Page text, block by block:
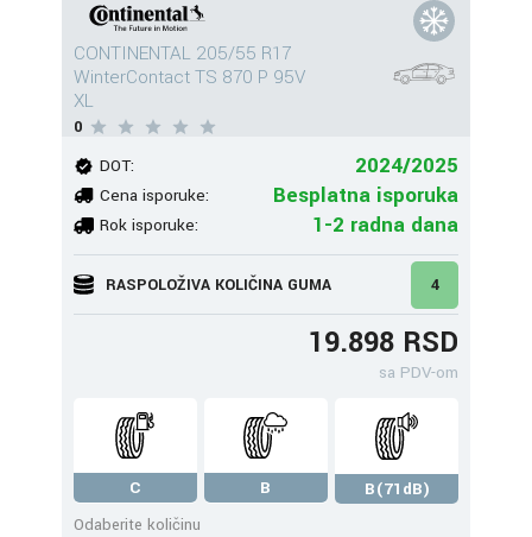
CONTINENTAL 205/55 R17
WinterContact TS 870 P 95V
XL
0
DOT: 2024/2025
Cena isporuke: Besplatna isporuka
Rok isporuke: 1-2 radna dana
RASPOLOŽIVA KOLIČINA GUMA 4
19.898 RSD
sa PDV-om
C B
B(71dB)
Odaberite količinu